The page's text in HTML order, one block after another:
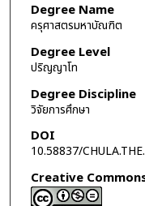
Degree Name
ครุศาสตรมหาบัณฑิต
Degree Level
ปริญญาโท
Degree Discipline
วิจัยการศึกษา
DOI
10.58837/
Creative